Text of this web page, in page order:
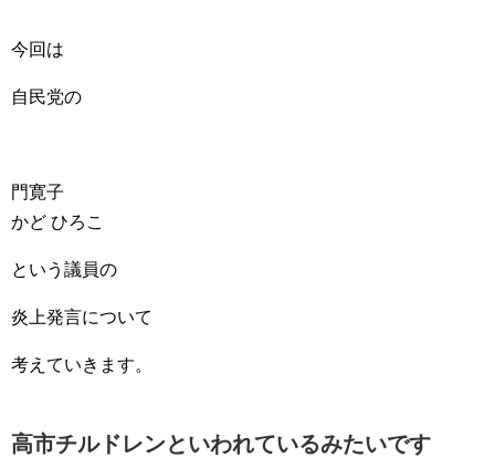
今回は
自民党の
門寛子
かど ひろこ
という議員の
炎上発言について
考えていきます。
高市チルドレンといわれているみたいです